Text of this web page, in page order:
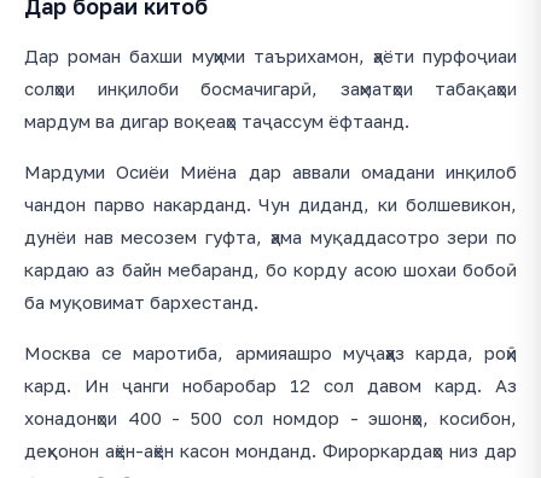
Дар бораи китоб
Дар роман бахши муҳими таърихамон, ҳаёти пурфоҷиаи
солҳои инқилоби босмачигарӣ, заҳматҳои табақаҳои
мардум ва дигар воқеаҳо таҷассум ёфтаанд.
Мардуми Осиёи Миёна дар аввали омадани инқилоб
чандон парво накарданд. Чун диданд, ки болшевикон,
дунёи нав месозем гуфта, ҳама муқаддасотро зери по
кардаю аз байн мебаранд, бо корду асою шохаи бобоӣ
ба муқовимат бархестанд.
Москва се маротиба, армияашро муҷаҳҳаз карда, роҳӣ
кард. Ин ҷанги нобаробар 12 сол давом кард. Аз
хонадонҳои 400 - 500 сол номдор - эшонҳо, косибон,
деҳқонон аҳён-аҳён касон монданд. Фироркардаҳо низ дар